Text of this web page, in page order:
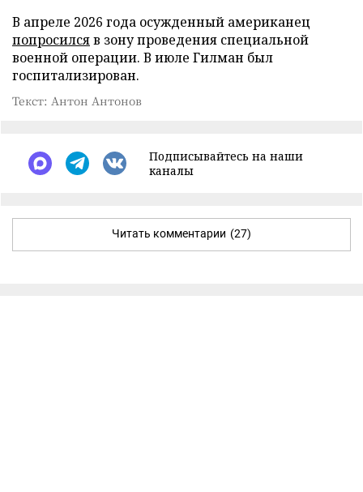
В апреле 2026 года осужденный американец
попросилсяв зону проведения специальной
военной операции. В июле Гилман был
госпитализирован.
Текст: Антон Антонов
Подписывайтесь на наши
каналы
Читать комментарии (27)